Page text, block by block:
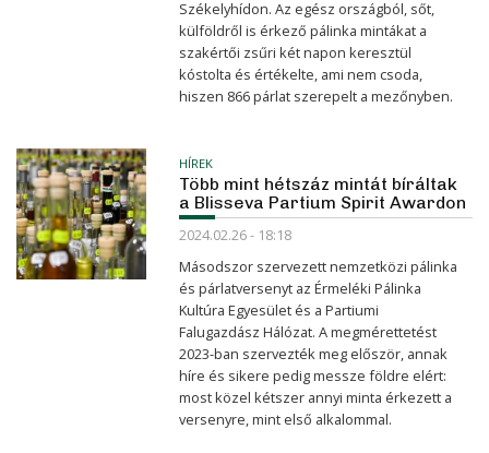
Székelyhídon. Az egész országból, sőt,
külföldről is érkező pálinka mintákat a
szakértői zsűri két napon keresztül
kóstolta és értékelte, ami nem csoda,
hiszen 866 párlat szerepelt a mezőnyben.
HÍREK
Több mint hétszáz mintát bíráltak
a Blisseva Partium Spirit Awardon
2024.02.26 - 18:18
Másodszor szervezett nemzetközi pálinka
és párlatversenyt az Érmeléki Pálinka
Kultúra Egyesület és a Partiumi
Falugazdász Hálózat. A megmérettetést
2023-ban szervezték meg először, annak
híre és sikere pedig messze földre elért:
most közel kétszer annyi minta érkezett a
versenyre, mint első alkalommal.